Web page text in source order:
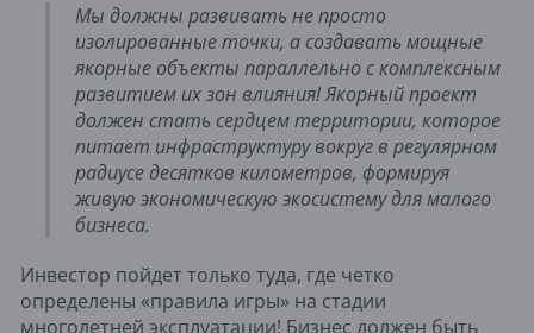
Мы должны развивать не просто
изолированные точки, а создавать мощные
якорные объекты параллельно с комплексным
развитием их зон влияния! Якорный проект
должен стать сердцем территории, которое
питает инфраструктуру вокруг в регулярном
радиусе десятков километров, формируя
живую экономическую экосистему для малого
бизнеса.
Инвестор пойдет только туда, где четко
определены «правила игры» на стадии
многолетней эксплуатации! Бизнес должен быть